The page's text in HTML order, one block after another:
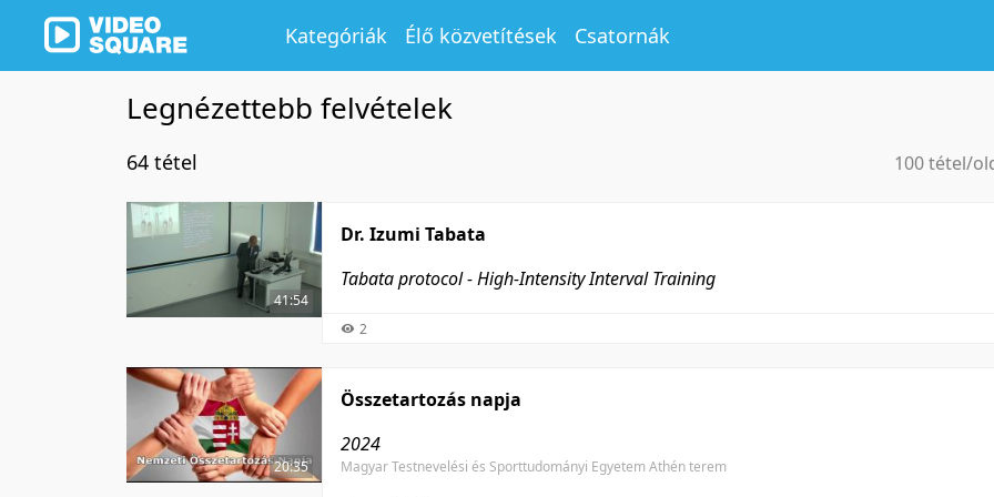
Kategóriák Élő közvetítések Csatornák
Legnézettebb felvételek
64 tétel
100 tétel/
41:54
Dr. Izumi Tabata
Tabata protocol - High-Intensity Interval Training
2
20:35
Összetartozás napja
2024
Magyar Testnevelési és Sporttudományi Egyetem Athén terem